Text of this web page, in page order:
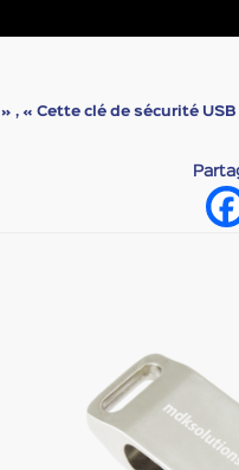
» , « Cette clé de sécurité